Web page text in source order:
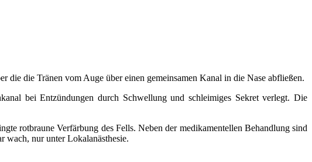
die Tränen vom Auge über einen gemeinsamen Kanal in die Nase abfließen.
bei Entzündungen durch Schwellung und schleimiges Sekret verlegt. Die
rotbraune Verfärbung des Fells. Neben der medikamentellen Behandlung sind
wach, nur unter Lokalanästhesie.